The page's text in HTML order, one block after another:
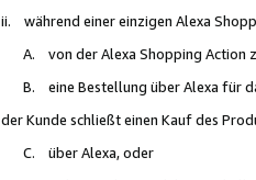
ii. während einer einzigen Alexa
A. von der Alexa Shopping Action
B. eine Bestellung über Alexa für
der Kunde schließt einen Kauf des
C. über Alexa, oder